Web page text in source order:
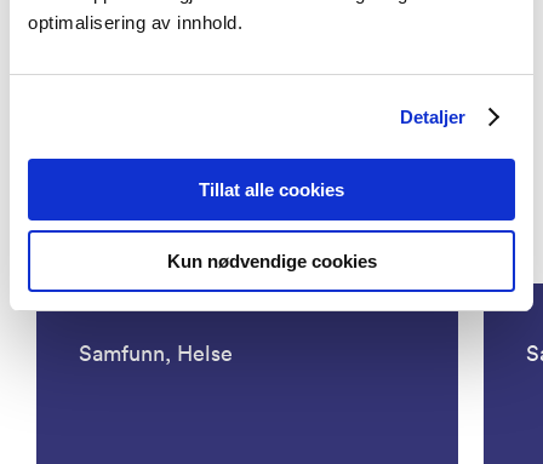
optimalisering av innhold.
Detaljer
Tillat alle cookies
Kun nødvendige cookies
Aktuelt
Vil opprette skaleringsfond for å unngå
Samfunn, Helse